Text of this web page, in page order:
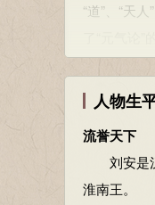
“道”、“天
了“元气论
刘安是世
刘安是中
说：“豆腐
人物生
流誉天下
刘安是汉
淮南王。